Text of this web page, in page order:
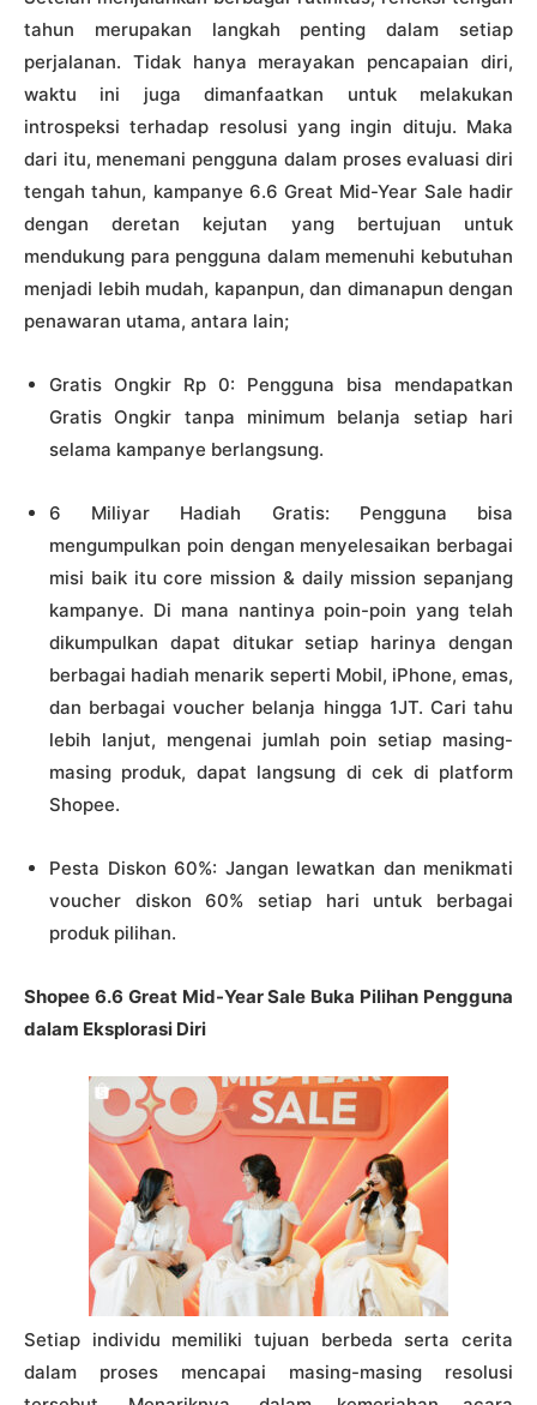
tahun merupakan langkah penting dalam setiap
perjalanan. Tidak hanya merayakan pencapaian diri,
waktu ini juga dimanfaatkan untuk melakukan
introspeksi terhadap resolusi yang ingin dituju. Maka
dari itu, menemani pengguna dalam proses evaluasi diri
tengah tahun, kampanye 6.6 Great Mid-Year Sale hadir
dengan deretan kejutan yang bertujuan untuk
mendukung para pengguna dalam memenuhi kebutuhan
menjadi lebih mudah, kapanpun, dan dimanapun dengan
penawaran utama, antara lain;
Gratis Ongkir Rp 0: Pengguna bisa mendapatkan
Gratis Ongkir tanpa minimum belanja setiap hari
selama kampanye berlangsung.
6 Miliyar Hadiah Gratis: Pengguna bisa
mengumpulkan poin dengan menyelesaikan berbagai
misi baik itu core mission & daily mission sepanjang
kampanye. Di mana nantinya poin-poin yang telah
dikumpulkan dapat ditukar setiap harinya dengan
berbagai hadiah menarik seperti Mobil, iPhone, emas,
dan berbagai voucher belanja hingga 1JT. Cari tahu
lebih lanjut, mengenai jumlah poin setiap masing-
masing produk, dapat langsung di cek di platform
Shopee.
Pesta Diskon 60%: Jangan lewatkan dan menikmati
voucher diskon 60% setiap hari untuk berbagai
produk pilihan.
Shopee 6.6 Great Mid-Year Sale Buka Pilihan Pengguna
dalam Eksplorasi Diri
Setiap individu memiliki tujuan berbeda serta cerita
dalam proses mencapai masing-masing resolusi